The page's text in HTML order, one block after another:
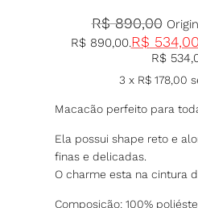
R$890,00
R$ 890,00.R$ 534,00
R$
3 x R$ 178,00
Macacão perfeito para
Ela possui shape reto e
finas e delicadas.
O charme esta na cintura
Composição: 100%